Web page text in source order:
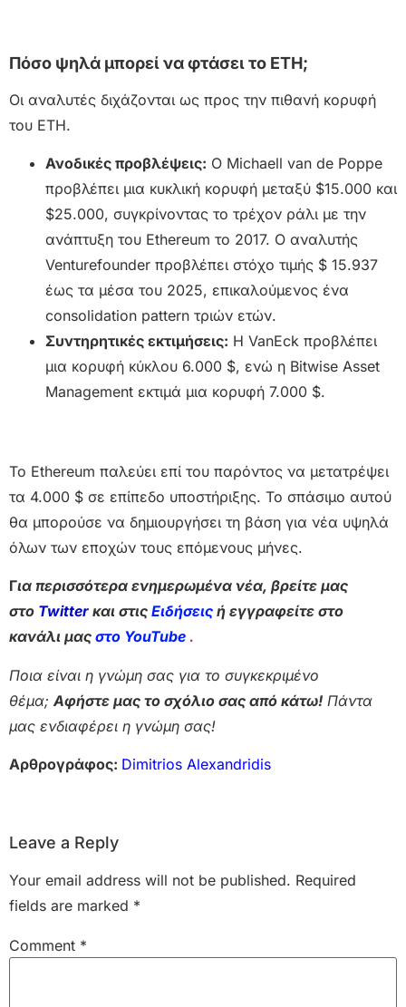
Πόσο ψηλά μπορεί να φτάσει το ETH;
Οι αναλυτές διχάζονται ως προς την πιθανή κορυφή
του ETH.
Ανοδικές προβλέψεις: Ο Michaell van de Poppe
προβλέπει μια κυκλική κορυφή μεταξύ $15.000 και
$25.000, συγκρίνοντας το τρέχον ράλι με την
ανάπτυξη του Ethereum το 2017. Ο αναλυτής
Venturefounder προβλέπει στόχο τιμής $ 15.937
έως τα μέσα του 2025, επικαλούμενος ένα
consolidation pattern τριών ετών.
Συντηρητικές εκτιμήσεις: Η VanEck προβλέπει
μια κορυφή κύκλου 6.000 $, ενώ η Bitwise Asset
Management εκτιμά μια κορυφή 7.000 $.
Το Ethereum παλεύει επί του παρόντος να μετατρέψει
τα 4.000 $ σε επίπεδο υποστήριξης. Το σπάσιμο αυτού
θα μπορούσε να δημιουργήσει τη βάση για νέα υψηλά
όλων των εποχών τους επόμενους μήνες.
Για περισσότερα ενημερωμένα νέα, βρείτε μας
στο Twitter και στις Ειδήσεις ή εγγραφείτε στο
κανάλι μας στο YouTube .
Ποια είναι η γνώμη σας για το συγκεκριμένο
θέμα; Αφήστε μας το σχόλιο σας από κάτω! Πάντα
μας ενδιαφέρει η γνώμη σας!
Αρθρογράφος: Dimitrios Alexandridis
Leave a Reply
Your email address will not be published. Required
fields are marked *
Comment *